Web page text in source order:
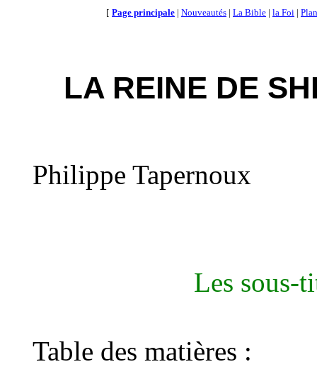
[ Page principale | Nouveautés | La Bible | la Foi |
LA REINE DE
Philippe Tapernoux
Les sous-
Table des matières :